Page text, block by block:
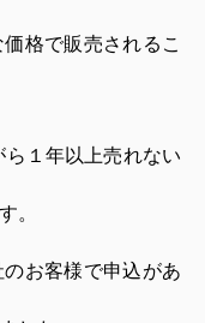
格で販売されるこ
１年以上売れない
。
お客様で申込があ